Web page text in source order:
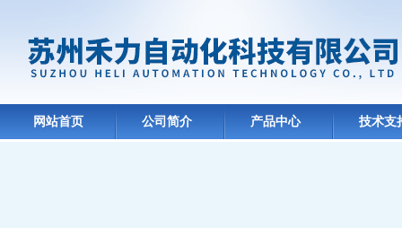
网站首页 公司简介 产品中心 技术支